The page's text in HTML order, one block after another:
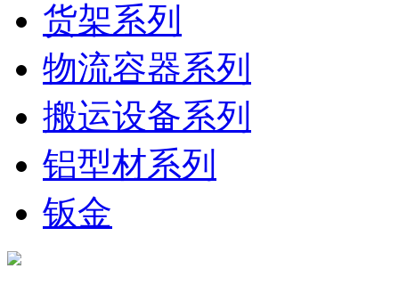
货架系列
物流容器系列
搬运设备系列
铝型材系列
钣金